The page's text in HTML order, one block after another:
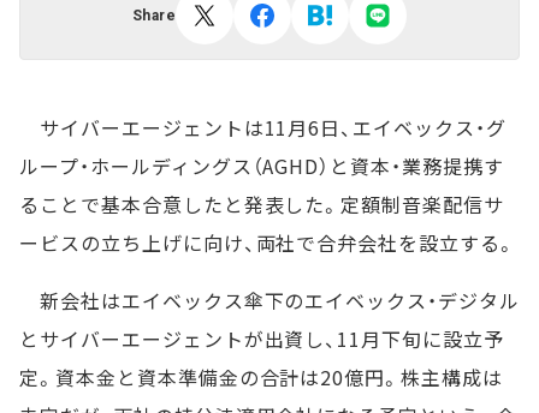
Share
サイバーエージェントは11月6日、エイベックス・グ
ループ・ホールディングス（AGHD）と資本・業務提携す
ることで基本合意したと発表した。定額制音楽配信サ
ービスの立ち上げに向け、両社で合弁会社を設立する。
新会社はエイベックス傘下のエイベックス・デジタル
とサイバーエージェントが出資し、11月下旬に設立予
定。資本金と資本準備金の合計は20億円。株主構成は